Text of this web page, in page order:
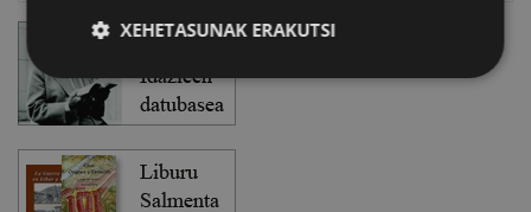
XEHETASUNAK ERAKUTSI